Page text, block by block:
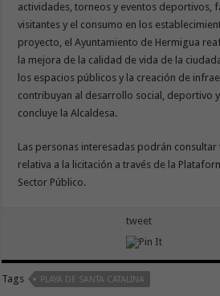
actividades, torneos y eventos deportivos,
visitantes y el consumo en los
proyecto, el Ayuntamiento de Hermigua
la mejora de la calidad de vida de la
los espacios públicos y la creación de
contribuyan al desarrollo social, deportivo
concluye la Alcaldesa.
Las personas interesadas podrán
relativa a la licitación a través de la
Sector Público.
tweet
Tags PLAYA DE SANTA CATALINA